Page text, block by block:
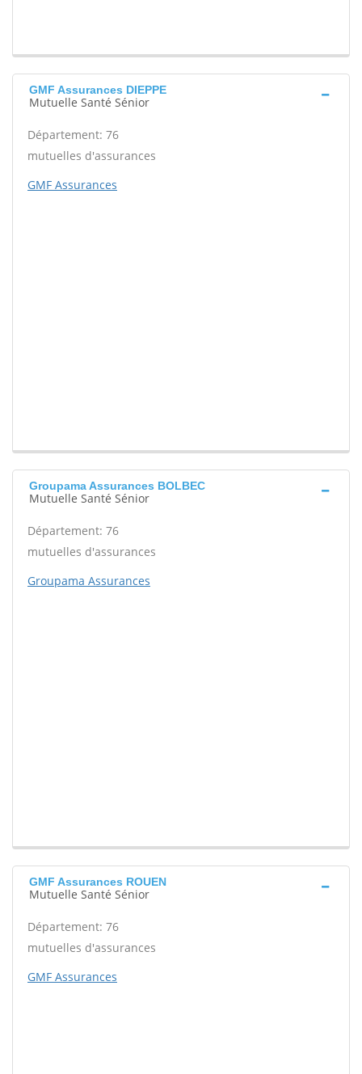
GMF Assurances DIEPPE
Mutuelle Santé Sénior
Département: 76
mutuelles d'assurances
GMF Assurances
Groupama Assurances BOLBEC
Mutuelle Santé Sénior
Département: 76
mutuelles d'assurances
Groupama Assurances
GMF Assurances ROUEN
Mutuelle Santé Sénior
Département: 76
mutuelles d'assurances
GMF Assurances